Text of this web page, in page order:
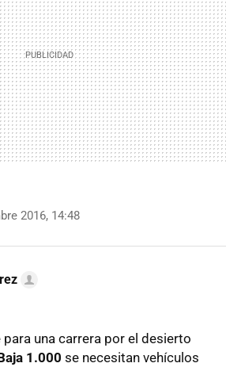
2016, 14:48
una carrera por el desierto
1.000 se necesitan vehículos